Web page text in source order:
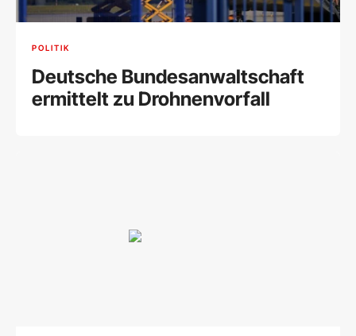
POLITIK
Deutsche Bundesanwaltschaft
ermittelt zu Drohnenvorfall